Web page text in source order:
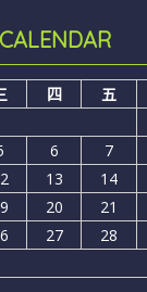
CALENDAR
四 五
6 7
13 14
20 21
27 28